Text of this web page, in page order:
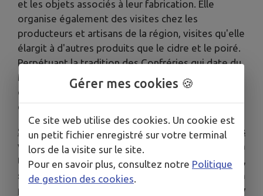
et les objets associés à leur fabrication. Elle
organise également des visites chez les
producteurs et artisans de la région, visites qu'elle
élargit à d'autres produits que le cidre et le poiré.
Perpétuant la tradition des Confréries qui date du
Moyen Âge, la Confrérie des Fins Goustiers exalte
entre ses membres les sentiments d'amitié,
d'entraide et de convivialité.
Sur le blog de la Confrérie des Fins Goustiers
vous découvrirez, à travers textes et photos, un
territoire, ses produits (en particulier le cidre),
ses paysages, son histoire, ses traditions, son
petit patrimoine, son patois… Vous y
Gérer mes cookies 🍪
Ce site web utilise des cookies. Un cookie est
un petit fichier enregistré sur votre terminal
lors de la visite sur le site.
Pour en savoir plus, consultez notre Politique
de gestion des cookies.